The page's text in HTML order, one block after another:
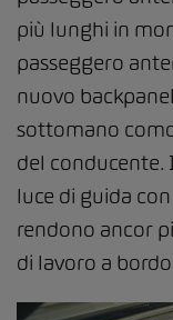
più lunghi in
passeggero
nuovo
sottomano
del conducente.
luce di guida
rendono ancor
di lavoro a